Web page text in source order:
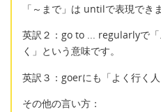
「～まで」は untilで表現できま
英訳２：go to ... regularlyで
く」という意味です。
英訳３：goerにも「よく行く人
その他の言い方：